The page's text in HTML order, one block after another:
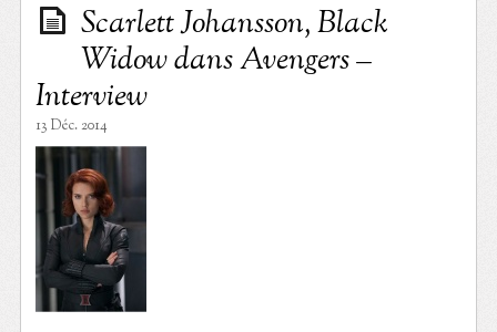
Scarlett Johansson, Black
Widow dans Avengers –
Interview
13 Déc. 2014